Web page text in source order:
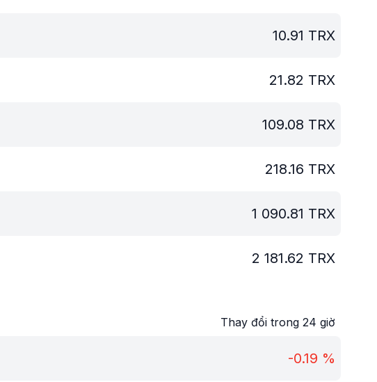
10.91 TRX
21.82 TRX
109.08 TRX
218.16 TRX
1 090.81 TRX
2 181.62 TRX
Thay đổi trong 24 giờ
-0.19 %